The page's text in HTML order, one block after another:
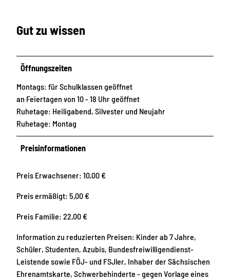
Gut zu wissen
Öffnungszeiten
Montags: für Schulklassen geöffnet
an Feiertagen von 10 - 18 Uhr geöffnet
Ruhetage: Heiligabend, Silvester und Neujahr
Ruhetage: Montag
Preisinformationen
Preis Erwachsener: 10,00 €
Preis ermäßigt: 5,00 €
Preis Familie: 22,00 €
Information zu reduzierten Preisen: Kinder ab 7 Jahre,
Schüler, Studenten, Azubis, Bundesfreiwilligendienst-
Leistende sowie FÖJ- und FSJler, Inhaber der Sächsischen
Ehrenamtskarte, Schwerbehinderte - gegen Vorlage eines